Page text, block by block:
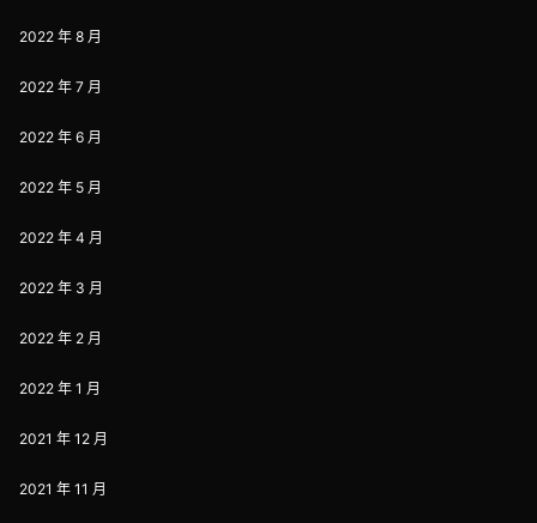
2022 年 8 月
2022 年 7 月
2022 年 6 月
2022 年 5 月
2022 年 4 月
2022 年 3 月
2022 年 2 月
2022 年 1 月
2021 年 12 月
2021 年 11 月